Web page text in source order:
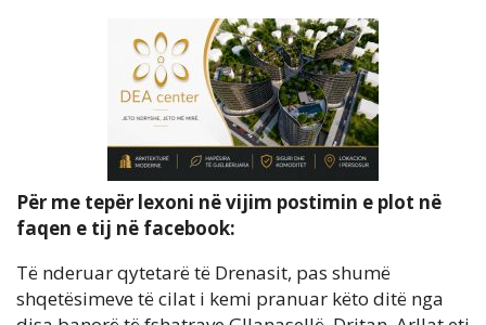
Për me tepër lexoni në vijim postimin e plot në
faqen e tij në facebook:
Të nderuar qytetarë të Drenasit, pas shumë
shqetësimeve të cilat i kemi pranuar këto ditë nga